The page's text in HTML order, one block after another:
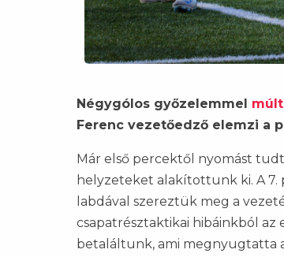
Négygólos győzelemmel
Ferenc vezetőedző elemzi a
Már első percektől nyomást
helyzeteket alakítottunk ki. A 7.
labdával szereztük meg a
csapatrésztaktikai hibáinkból az
betaláltunk, ami megnyugtatta